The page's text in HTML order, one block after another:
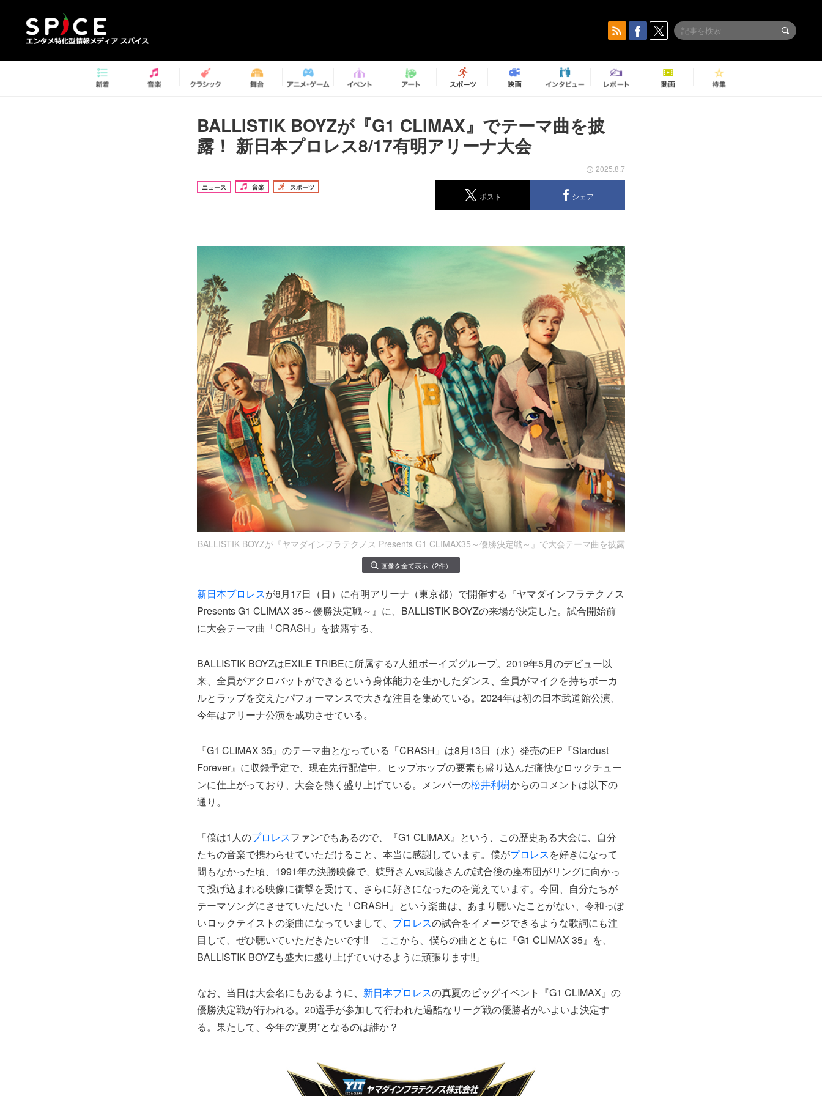
BALLISTIK BOYZが『G1 CLIMAX』でテーマ曲を披
露！ 新日本プロレス8/17有明アリーナ大会
ニュース 音楽 スポーツ
2025.8.7
ポスト シェア
BALLISTIK BOYZが『ヤマダインフラテクノス Presents G1 CLIMAX35～優勝決定戦～』で大会テーマ曲を披露
画像を全て表示（2件）
新日本プロレスが8月17日（日）に有明アリーナ（東京都）で開催する『ヤマダインフラテクノス
Presents G1 CLIMAX 35～優勝決定戦～』に、BALLISTIK BOYZの来場が決定した。試合開始前
に大会テーマ曲「CRASH」を披露する。
BALLISTIK BOYZはEXILE TRIBEに所属する7人組ボーイズグループ。2019年5月のデビュー以
来、全員がアクロバットができるという身体能力を生かしたダンス、全員がマイクを持ちボーカ
ルとラップを交えたパフォーマンスで大きな注目を集めている。2024年は初の日本武道館公演、
今年はアリーナ公演を成功させている。
『G1 CLIMAX 35』のテーマ曲となっている「CRASH」は8月13日（水）発売のEP『Stardust
Forever』に収録予定で、現在先行配信中。ヒップホップの要素も盛り込んだ痛快なロックチュー
ンに仕上がっており、大会を熱く盛り上げている。メンバーの松井利樹からのコメントは以下の
通り。
「僕は1人のプロレスファンでもあるので、『G1 CLIMAX』という、この歴史ある大会に、自分
たちの音楽で携わらせていただけること、本当に感謝しています。僕がプロレスを好きになって
間もなかった頃、1991年の決勝映像で、蝶野さんvs武藤さんの試合後の座布団がリングに向かっ
て投げ込まれる映像に衝撃を受けて、さらに好きになったのを覚えています。今回、自分たちが
テーマソングにさせていただいた「CRASH」という楽曲は、あまり聴いたことがない、令和っぽ
いロックテイストの楽曲になっていまして、 プロレスの試合をイメージできるような歌詞にも注
目して、ぜひ聴いていただきたいです!! ここから、僕らの曲とともに『G1 CLIMAX 35』を、
BALLISTIK BOYZも盛大に盛り上げていけるように頑張ります!!」
なお、当日は大会名にもあるように、 新日本プロレスの真夏のビッグイベント『G1 CLIMAX』の
優勝決定戦が行われる。20選手が参加して行われた過酷なリーグ戦の優勝者がいよいよ決定す
る。果たして、今年の“夏男”となるのは誰か？